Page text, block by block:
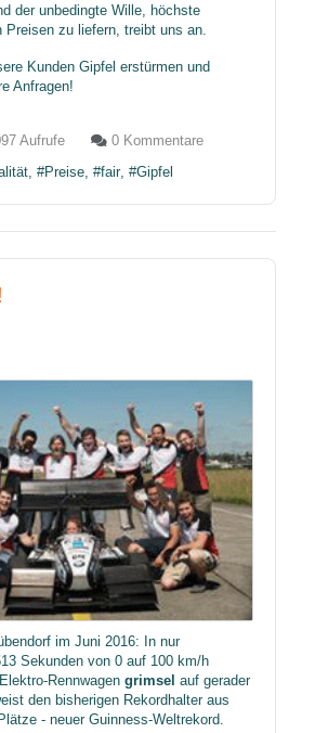
der unbedingte Wille, höchste
Preisen zu liefern, treibt uns an.
Kunden Gipfel erstürmen und
Anfragen!
Aufrufe
0 Kommentare
Preise fair Gipfel
im Juni 2016: In nur
Sekunden von 0 auf 100 km/h
Rennwagengrimsel auf gerader
den bisherigen Rekordhalter aus
- neuer Guinness-Weltrekord.